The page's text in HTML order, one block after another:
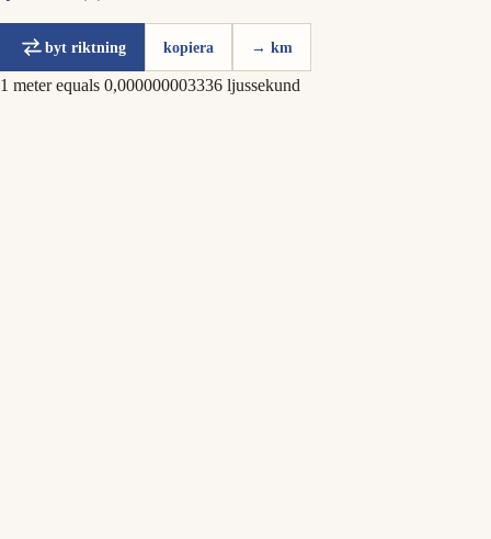
byt riktning kopiera → km
1 meter equals 0,000000003336 ljussekund